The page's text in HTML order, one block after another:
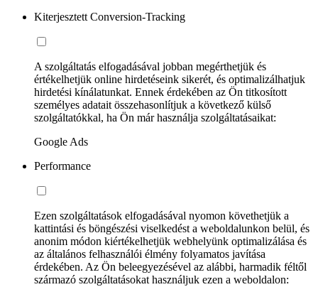
Kiterjesztett Conversion-Tracking
A szolgáltatás elfogadásával jobban megérthetjük és
értékelhetjük online hirdetéseink sikerét, és optimalizálhatjuk
hirdetési kínálatunkat. Ennek érdekében az Ön titkosított
személyes adatait összehasonlítjuk a következő külső
szolgáltatókkal, ha Ön már használja szolgáltatásaikat:
Google Ads
Performance
Ezen szolgáltatások elfogadásával nyomon követhetjük a
kattintási és böngészési viselkedést a weboldalunkon belül, és
anonim módon kiértékelhetjük webhelyünk optimalizálása és
az általános felhasználói élmény folyamatos javítása
érdekében. Az Ön beleegyezésével az alábbi, harmadik féltől
származó szolgáltatásokat használjuk ezen a weboldalon: